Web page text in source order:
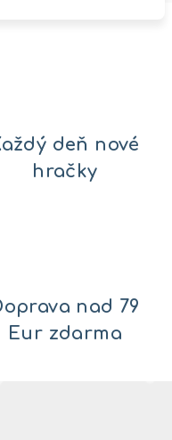
deň nové
hračky
nad 79
Eur zdarma